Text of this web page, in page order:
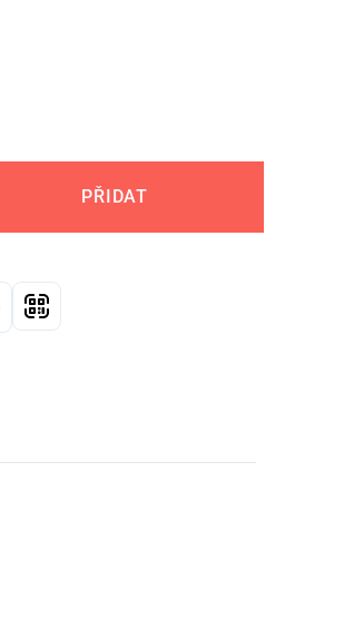
PŘIDAT